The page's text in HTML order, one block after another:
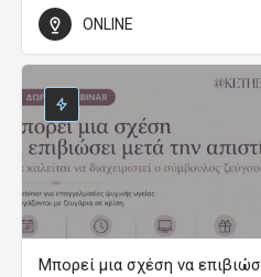
ONLINE
Μπορεί μια σχέση να